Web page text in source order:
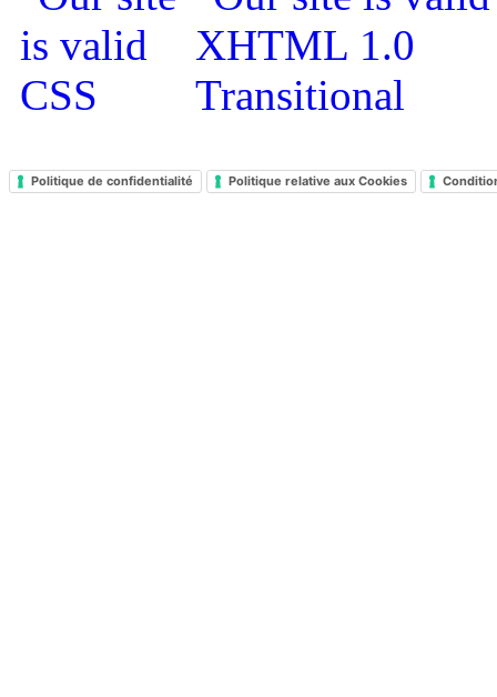
Politique de confidentialité Politique relative aux Cookies